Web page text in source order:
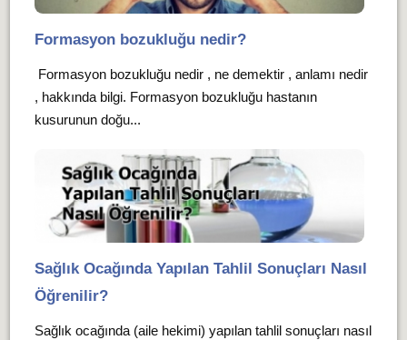
Formasyon bozukluğu nedir?
Formasyon bozukluğu nedir , ne demektir , anlamı nedir
, hakkında bilgi. Formasyon bozukluğu hastanın
kusurunun doğu...
Sağlık Ocağında Yapılan Tahlil Sonuçları Nasıl
Öğrenilir?
Sağlık ocağında (aile hekimi) yapılan tahlil sonuçları nasıl